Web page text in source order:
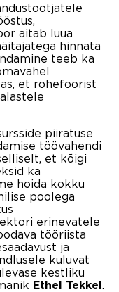
aitab luua
hinnata
teeb ka
et rohefoorist
piiratuse
töövahendi
et kõigi
ka
hoida kokku
poolega
erinevatele
tööriista
ja
kuluvat
kestliku
Ethel Tekkel .